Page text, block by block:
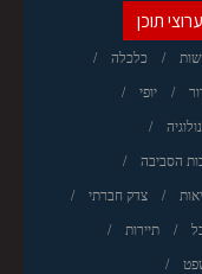
ערוצי תוכן
כלכלה
יופי
הסביבה
צדק חברתי
תיירות